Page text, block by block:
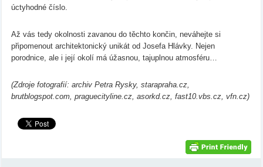
úctyhodné číslo.
Až vás tedy okolnosti zavanou do těchto končin, neváhejte si
připomenout architektonický unikát od Josefa Hlávky. Nejen
porodnice, ale i její okolí má úžasnou, tajuplnou atmosféru…
(Zdroje fotografií: archiv Petra Rysky, starapraha.cz,
brutblogspot.com, praguecityline.cz, asorkd.cz, fast10.vbs.cz, vfn.cz)